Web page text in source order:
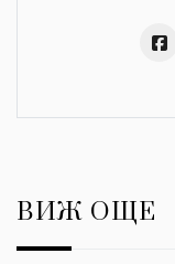
ВИЖ ОЩЕ